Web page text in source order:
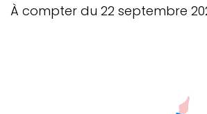
À compter du 22 septembre